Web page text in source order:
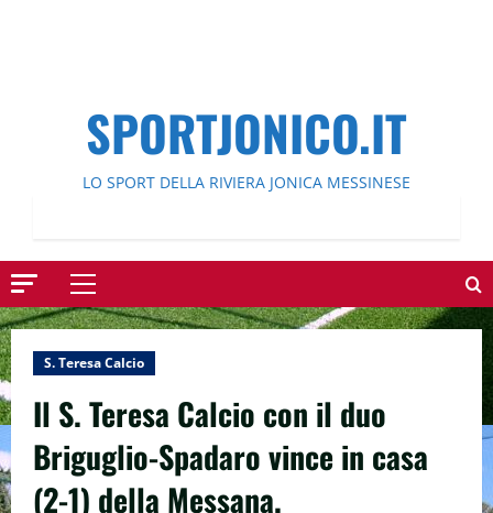
SPORTJONICO.IT
LO SPORT DELLA RIVIERA JONICA MESSINESE
Menu
principale
S. Teresa Calcio
Il S. Teresa Calcio con il duo
Briguglio-Spadaro vince in casa
(2-1) della Messana.